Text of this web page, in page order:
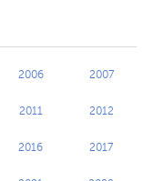
2006 2007
2011 2012
2016 2017